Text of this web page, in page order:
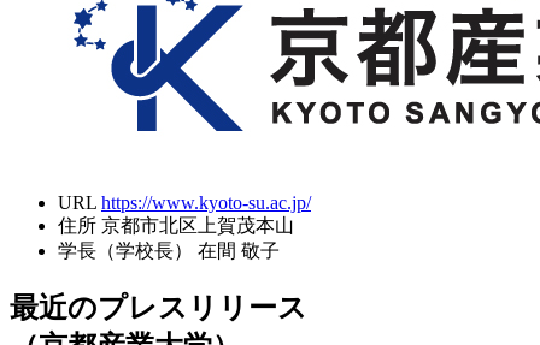
URL https://www.kyoto-su.ac.jp/
住所 京都市北区上賀茂本山
学長（学校長）
在間 敬子
最近のプレスリリース